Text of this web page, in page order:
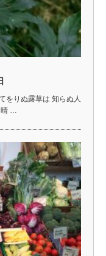
をりぬ露草は 知らぬ人
…